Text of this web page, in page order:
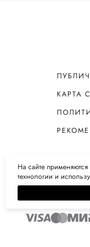
КАРТА
На сайте применяются
технологии и